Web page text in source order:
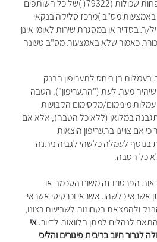
נכות ) 4090(, אלמנות ומשפחות שכולות )79322( )של כל השותפים
באמצעות מס"ב )מרכז סליקה בנקאי
ת בסדיר או במסגרת שירות לאומי אינן
כאמור שלא באמצעות מס"ב טעונה
הן ביחס לתעריפון הבנק
שיהיה מעת לעת ("התעריפון"). הטבה
מינימום/מקסימום הקבועות
במלואן (ללא כל הטבה), אלא אם
אם צויינו בתעריפון הוצאות
בנוסף לעמלה כלשהי לגביה ניתנה
כל הטבה.
הפרסום זה משום הסכמה או
אשראי כלשהו. אשראי וכרטיסי אשראי
ולהמצאת בטחונות לשביעות רצונו,
לנהלים למתן הלוואות לדיור.אי
לגרור חיוב בריבית פיגורים והליכי